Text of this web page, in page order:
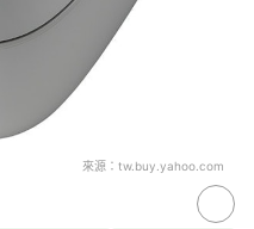
來源： tw.buy.yahoo.com